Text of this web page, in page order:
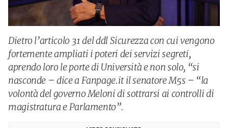
Dietro l’articolo 31 del ddl Sicurezza con cui vengono
fortemente ampliati i poteri dei servizi segreti,
aprendo loro le porte di Università e non solo, “si
nasconde – dice a Fanpage.it il senatore M5s – “la
volontà del governo Meloni di sottrarsi ai controlli di
magistratura e Parlamento”.